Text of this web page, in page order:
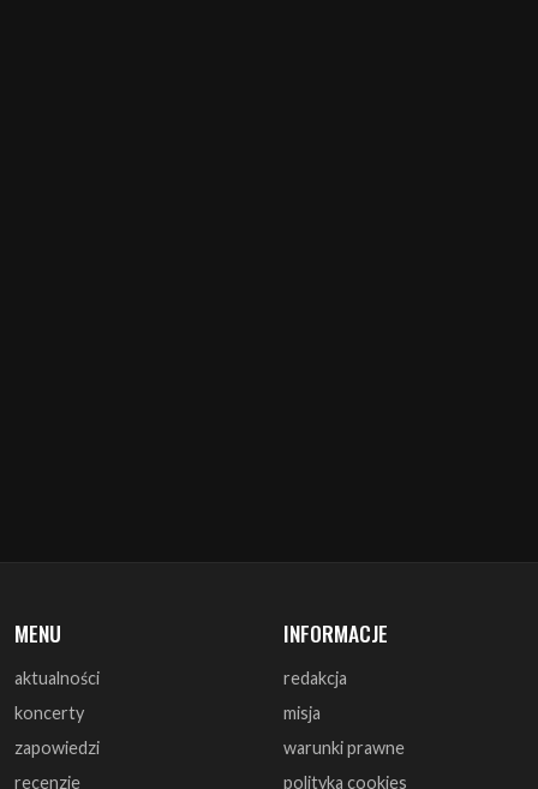
MENU
aktualności
koncerty
zapowiedzi
recenzje
INFORMACJE
redakcja
misja
warunki prawne
polityka cookies